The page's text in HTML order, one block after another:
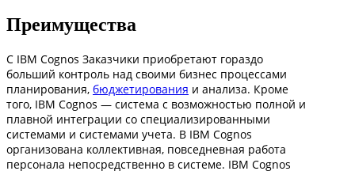
Преимущества
С IBM Cognos Заказчики приобретают гораздо
больший контроль над своими бизнес процессами
планирования, бюджетирования и анализа. Кроме
того, IBM Cognos — система с возможностью полной и
плавной интеграции со специализированными
системами и системами учета. В IBM Cognos
организована коллективная, повседневная работа
персонала непосредственно в системе. IBM Cognos